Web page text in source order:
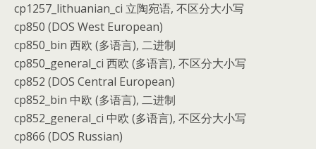
cp1257_lithuanian_ci 立陶宛语, 不区分大小写
cp850 (DOS West European)
cp850_bin 西欧 (多语言), 二进制
cp850_general_ci 西欧 (多语言), 不区分大小写
cp852 (DOS Central European)
cp852_bin 中欧 (多语言), 二进制
cp852_general_ci 中欧 (多语言), 不区分大小写
cp866 (DOS Russian)